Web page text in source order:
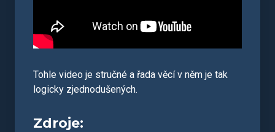
Tohle video je stručné a řada věcí v něm je tak
logicky zjednodušených.
Zdroje: